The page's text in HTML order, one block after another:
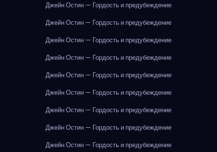
Джейн Остин — Гордость и предубеждение
Джейн Остин — Гордость и предубеждение
Джейн Остин — Гордость и предубеждение
Джейн Остин — Гордость и предубеждение
Джейн Остин — Гордость и предубеждение
Джейн Остин — Гордость и предубеждение
Джейн Остин — Гордость и предубеждение
Джейн Остин — Гордость и предубеждение
Джейн Остин — Гордость и предубеждение